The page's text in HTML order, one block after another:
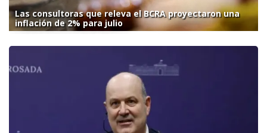
Las consultoras que releva el BCRA proyectaron una
inflación de 2% para julio